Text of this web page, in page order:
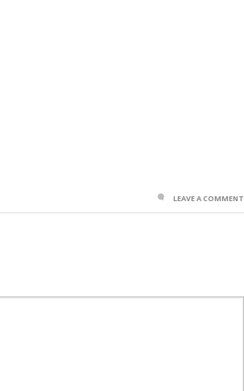
LEAVE A COMMENT